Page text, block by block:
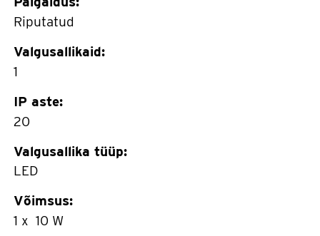
Riputatud
Valgusallikaid:
1
IP aste:
20
Valgusallika tüüp:
LED
Võimsus:
1 x 10 W